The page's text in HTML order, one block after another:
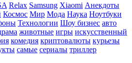
Relax Samsung Xiaomi Анекдоты
Космос Мир Мода Наука Ноутбуки
Технологии Шоу бизнес авто
животные игры искусственный
комедия криптовалюты курьезы
самые сериалы триллер